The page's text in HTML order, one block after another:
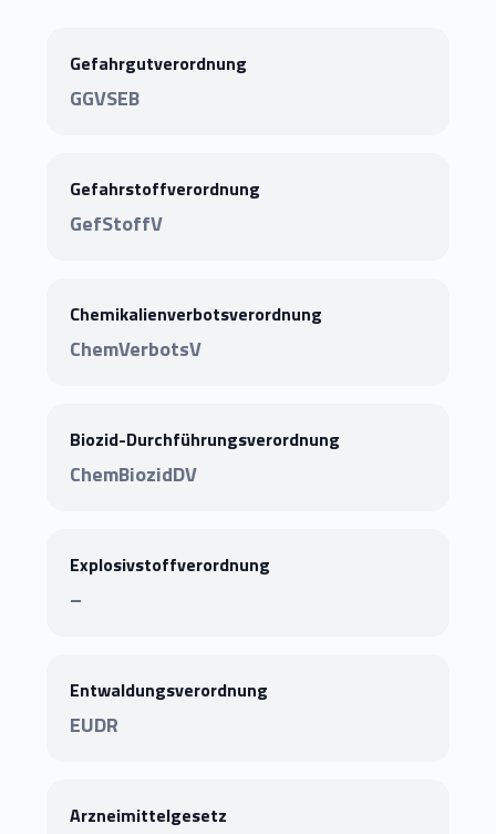
Gefahrgutverordnung
GGVSEB
Gefahrstoffverordnung
GefStoffV
Chemikalienverbotsverordnung
ChemVerbotsV
Biozid-Durchführungsverordnung
ChemBiozidDV
Explosivstoffverordnung
–
Entwaldungsverordnung
EUDR
Arzneimittelgesetz